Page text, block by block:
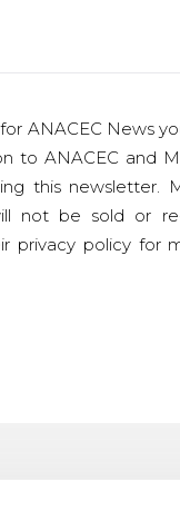
ANACEC News
to ANACEC and
this newsletter.
not be sold or
privacy policy for